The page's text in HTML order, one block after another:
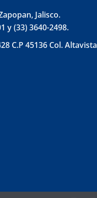
Jalisco.
y (33) 3640-2498.
C.P 45136 Col. Altavista